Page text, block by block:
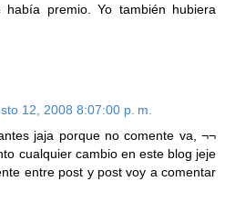
premio. Yo también hubiera
12, 2008 8:07:00 p. m.
jaja porque no comente va, ¬¬
cualquier cambio en este blog jeje
entre post y post voy a comentar